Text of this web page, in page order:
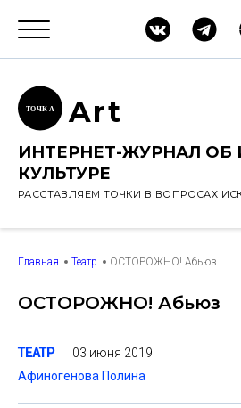
ТОЧК А Art
ИНТЕРНЕТ-ЖУРНАЛ ОБ
КУЛЬТУРЕ
РАССТАВЛЯЕМ ТОЧКИ В ВОПРОСАХ
Главная Театр ОСТОРОЖНО! Абьюз
ОСТОРОЖНО! Абьюз
ТЕАТР
03 июня 2019
Афиногенова Полина